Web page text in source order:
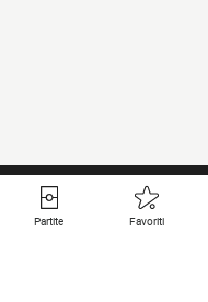
Partite Favoriti